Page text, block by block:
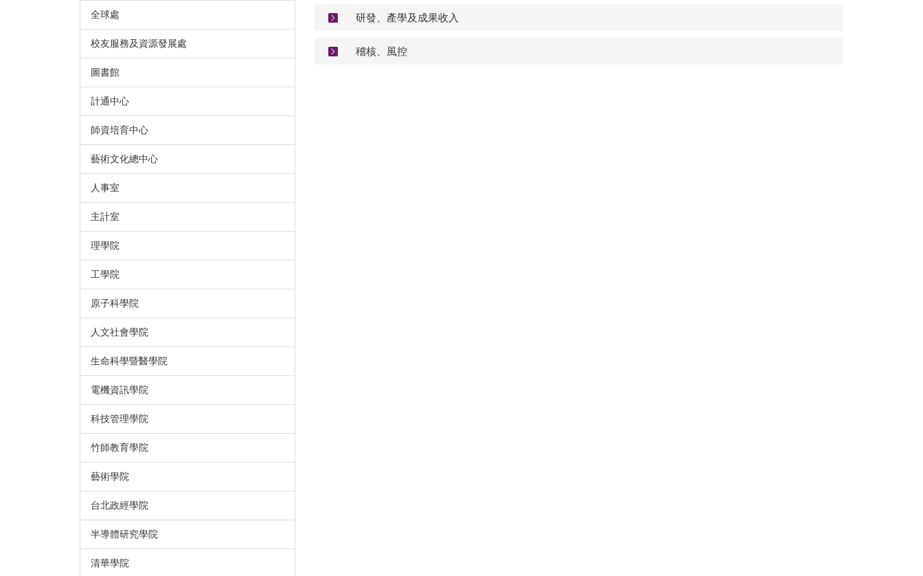
全球處
校友服務及資源發展處
圖書館
計通中心
師資培育中心
藝術文化總中心
人事室
主計室
理學院
工學院
原子科學院
人文社會學院
生命科學暨醫學院
電機資訊學院
科技管理學院
竹師教育學院
藝術學院
台北政經學院
半導體研究學院
清華學院
研發、產學及成果收入
稽核、風控